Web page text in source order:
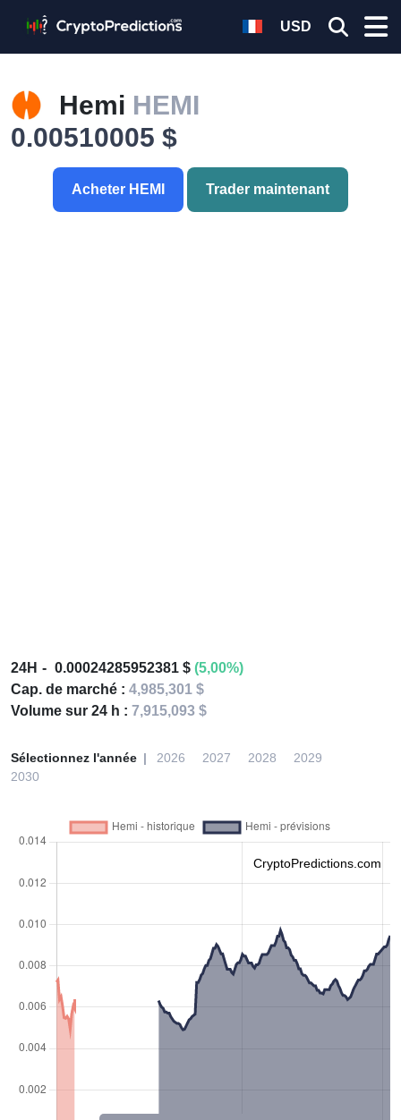
USD
Hemi HEMI
0.00510005 $
Acheter HEMI Trader maintenant
24H 0.00024285952381 $ (5,00%)
Cap. de marché : 4,985,301 $
Volume sur 24 h : 7,915,093 $
Sélectionnez l'année 2026 2027 2028
2029
2030
CryptoPredictions.com